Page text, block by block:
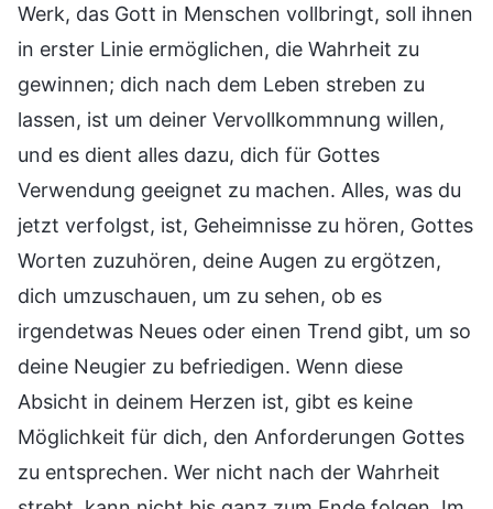
Werk, das Gott in Menschen vollbringt, soll ihnen
in erster Linie ermöglichen, die Wahrheit zu
gewinnen; dich nach dem Leben streben zu
lassen, ist um deiner Vervollkommnung willen,
und es dient alles dazu, dich für Gottes
Verwendung geeignet zu machen. Alles, was du
jetzt verfolgst, ist, Geheimnisse zu hören, Gottes
Worten zuzuhören, deine Augen zu ergötzen,
dich umzuschauen, um zu sehen, ob es
irgendetwas Neues oder einen Trend gibt, um so
deine Neugier zu befriedigen. Wenn diese
Absicht in deinem Herzen ist, gibt es keine
Möglichkeit für dich, den Anforderungen Gottes
zu entsprechen. Wer nicht nach der Wahrheit